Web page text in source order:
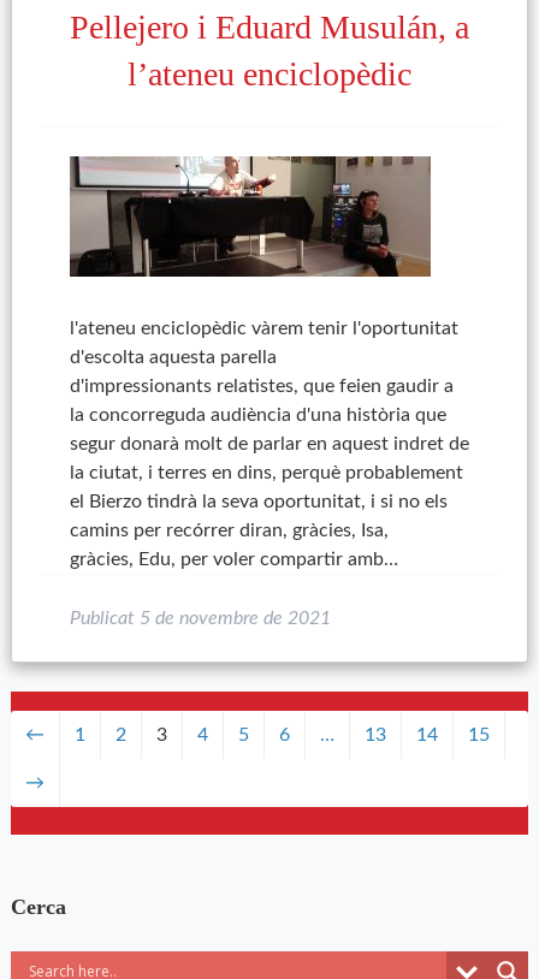
Pellejero i Eduard Musulán, a
l’ateneu enciclopèdic
l'ateneu enciclopèdic vàrem tenir l'oportunitat
d'escolta aquesta parella
d'impressionants relatistes, que feien gaudir a
la concorreguda audiència d'una història que
segur donarà molt de parlar en aquest indret de
la ciutat, i terres en dins, perquè probablement
el Bierzo tindrà la seva oportunitat, i si no els
camins per recórrer diran, gràcies, Isa,
gràcies, Edu, per voler compartir amb…
Publicat 5 de novembre de 2021
← 1 2 3 4 5 6 … 13 14 15
→
Cerca